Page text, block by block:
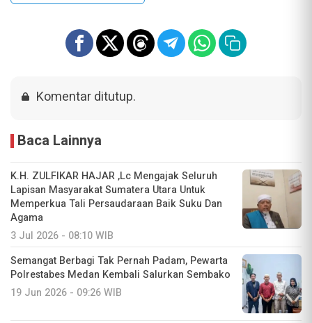
Komentar ditutup.
Baca Lainnya
K.H. ZULFIKAR HAJAR ,Lc Mengajak Seluruh
Lapisan Masyarakat Sumatera Utara Untuk
Memperkua Tali Persaudaraan Baik Suku Dan
Agama
3 Jul 2026 - 08:10 WIB
Semangat Berbagi Tak Pernah Padam, Pewarta
Polrestabes Medan Kembali Salurkan Sembako
19 Jun 2026 - 09:26 WIB